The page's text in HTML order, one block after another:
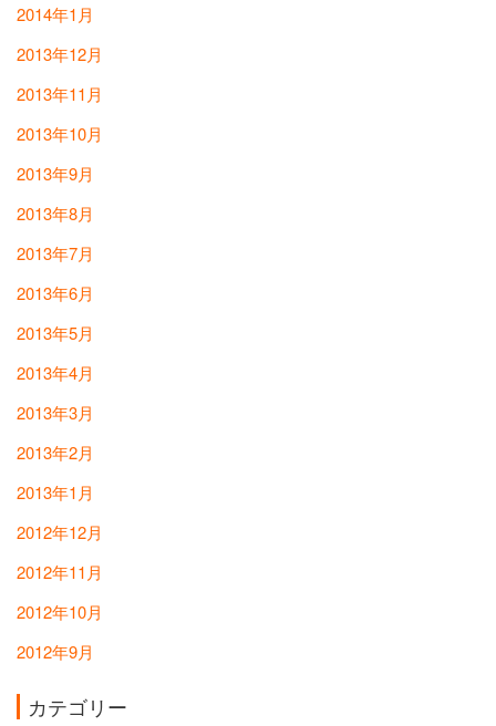
2014年1月
2013年12月
2013年11月
2013年10月
2013年9月
2013年8月
2013年7月
2013年6月
2013年5月
2013年4月
2013年3月
2013年2月
2013年1月
2012年12月
2012年11月
2012年10月
2012年9月
カテゴリー